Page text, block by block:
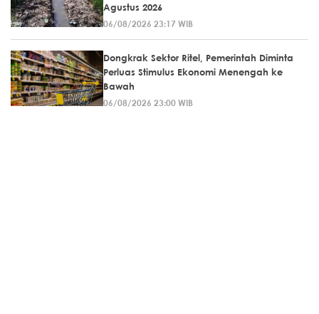
Agustus 2026
06/08/2026 23:17 WIB
Dongkrak Sektor Ritel, Pemerintah Diminta
Perluas Stimulus Ekonomi Menengah ke
Bawah
06/08/2026 23:00 WIB